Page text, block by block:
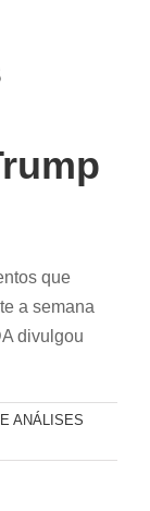
que
a semana
divulgou
ANÁLISES